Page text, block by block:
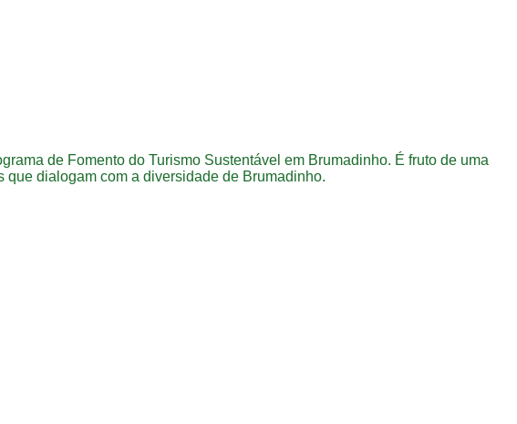
de Fomento do Turismo Sustentável em Brumadinho. É fruto de uma
dialogam com a diversidade de Brumadinho.